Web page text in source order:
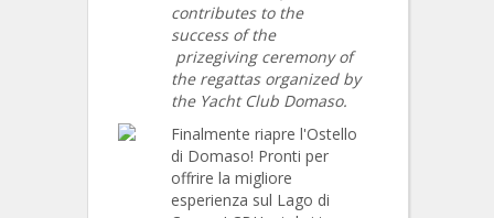
contributes to the
success of the
prizegiving ceremony of
the regattas organized by
the Yacht Club Domaso.
Finalmente riapre l'Ostello
di Domaso! Pronti per
offrire la migliore
esperienza sul Lago di